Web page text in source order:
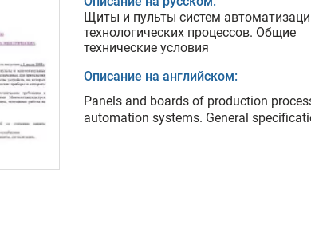
Щиты и пульты систем
технологических процессов. Общие
технические условия
Описание на английском:
Panels and boards of production
automation systems. General